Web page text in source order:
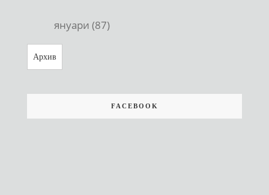
януари (87)
Архив
FACEBOOK